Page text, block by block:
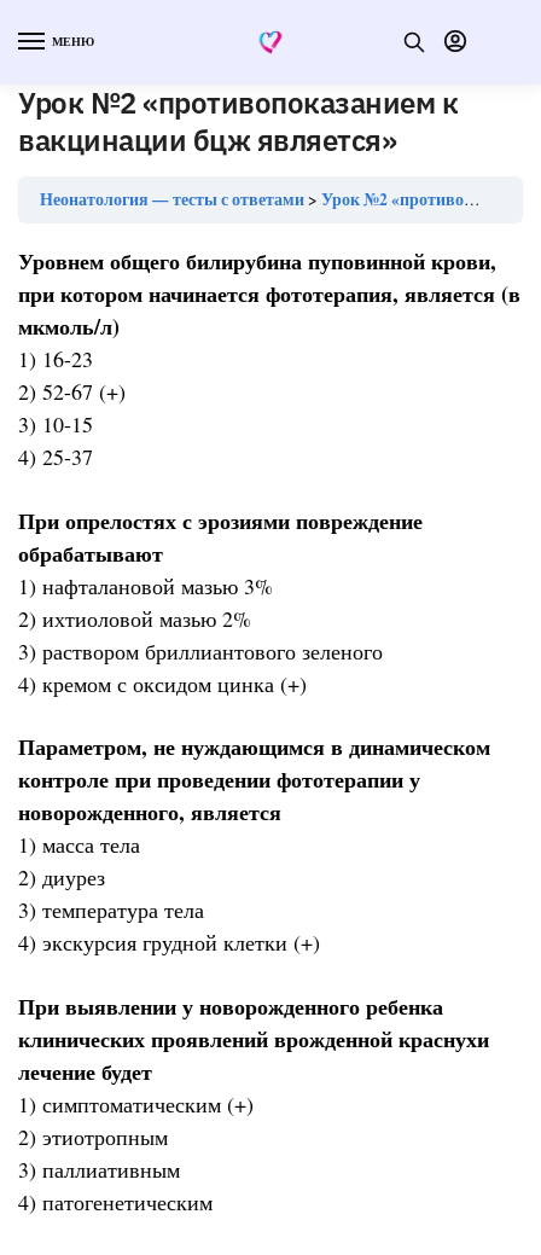
МЕНЮ
Урок №2 «противопоказанием к
вакцинации бцж является»
Неонатология — тесты с ответами Урок №2 «противопоказанием к вакцинации бцж является»
Уровнем общего билирубина пуповинной крови,
при котором начинается фототерапия, является (в
мкмоль/л)
1) 16-23
2) 52-67 (+)
3) 10-15
4) 25-37
При опрелостях с эрозиями повреждение
обрабатывают
1) нафталановой мазью 3%
2) ихтиоловой мазью 2%
3) раствором бриллиантового зеленого
4) кремом с оксидом цинка (+)
Параметром, не нуждающимся в динамическом
контроле при проведении фототерапии у
новорожденного, является
1) масса тела
2) диурез
3) температура тела
4) экскурсия грудной клетки (+)
При выявлении у новорожденного ребенка
клинических проявлений врожденной краснухи
лечение будет
1) симптоматическим (+)
2) этиотропным
3) паллиативным
4) патогенетическим